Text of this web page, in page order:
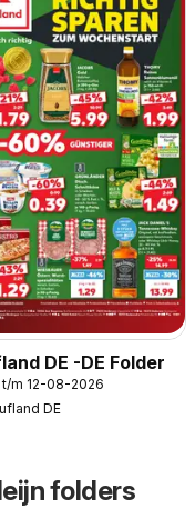
DE -DE Folder
m 12-08-2026
DE
folders